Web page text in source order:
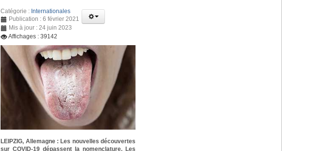
Catégorie : Internationales
Publication : 6 février 2021
Mis à jour : 24 juin 2023
Affichages : 39142
LEIPZIG, Allemagne : Les nouvelles découvertes
sur COVID-19 dépassent la nomenclature. Les